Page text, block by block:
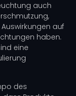
auch
auf
haben.
eine
des